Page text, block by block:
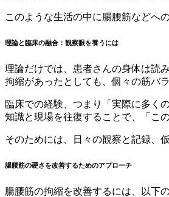
このような生活の中に腸腰筋などへ
理論と臨床の融合：観察眼を養うには
理論だけでは、患者さんの身体は読
拘縮があったとしても、個々の筋バ
臨床での経験、つまり「実際に多く
知識と現場を往復することで、「こ
そのためには、日々の観察と記録、
腸腰筋の硬さを改善するためのアプローチ
腸腰筋の拘縮を改善するには、以下